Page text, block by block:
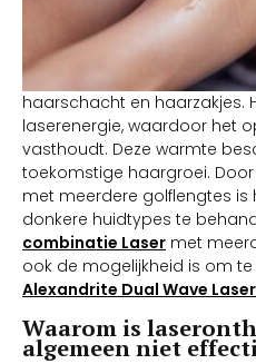
haarschacht en haarzakjes.
laserenergie, waardoor het
vasthoudt. Deze warmte
toekomstige haargroei.
met meerdere golflengtes is
donkere huidtypes te
combinatie Laser met
ook de mogelijkheid is om
Alexandrite Dual Wave
Waarom is
algemeen niet